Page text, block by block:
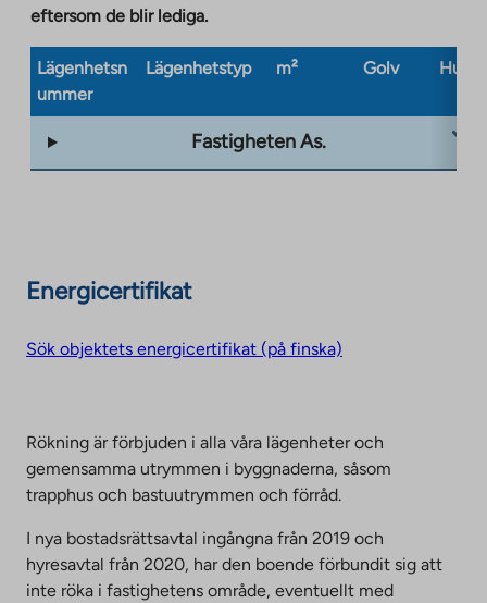
eftersom de blir lediga.
Lägenhetsn
ummer
Lägenhetstyp m² Golv
Fastigheten As.
Energicertifikat
Sök objektets energicertifikat (på finska)
Rökning är förbjuden i alla våra lägenheter och
gemensamma utrymmen i byggnaderna, såsom
trapphus och bastuutrymmen och förråd.
I nya bostadsrättsavtal ingångna från 2019 och
hyresavtal från 2020, har den boende förbundit sig att
inte röka i fastighetens område, eventuellt med